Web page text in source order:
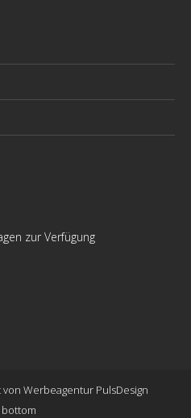
zur Verfügung
von Werbeagentur PulsDesign
bottom